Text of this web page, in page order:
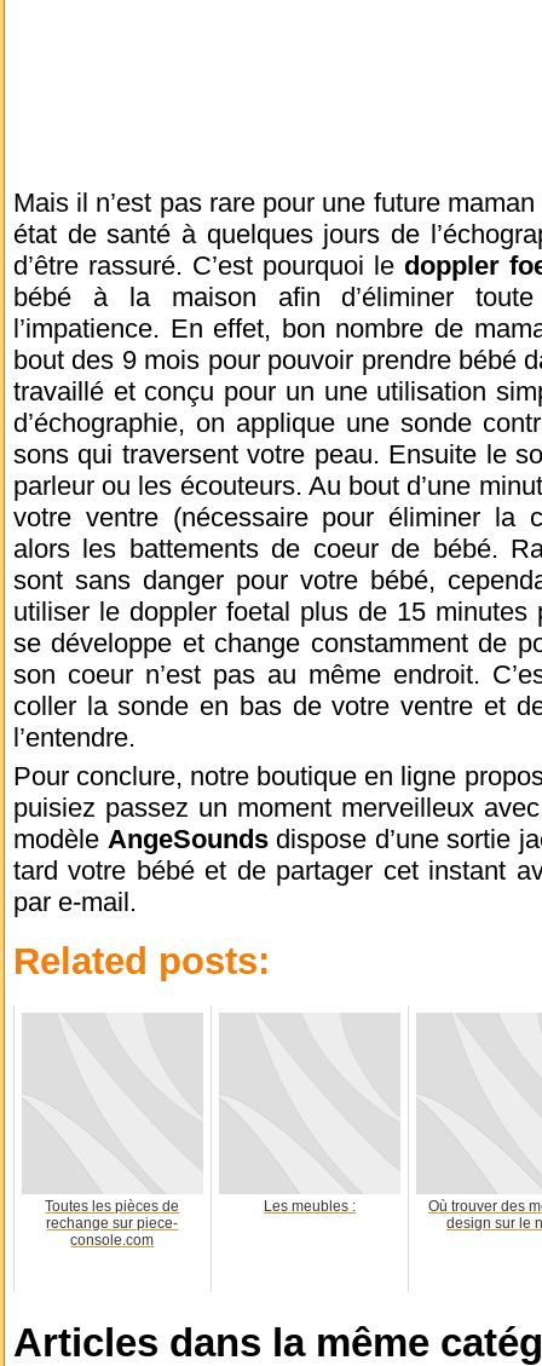
Mais il n’est pas rare pour une future
état de santé à quelques jours de
d’être rassuré. C’est pourquoi le doppler
bébé à la maison afin d’éliminer
l’impatience. En effet, bon nombre de
bout des 9 mois pour pouvoir prendre bébé
travaillé et conçu pour un une utilisation
d’échographie, on applique une sonde
sons qui traversent votre peau. Ensuite le
parleur ou les écouteurs. Au bout d’une
votre ventre (nécessaire pour éliminer la
alors les battements de coeur de bébé.
sont sans danger pour votre bébé,
utiliser le doppler foetal plus de 15
se développe et change constamment de
son coeur n’est pas au même endroit.
coller la sonde en bas de votre ventre et
l’entendre.
Pour conclure, notre boutique en ligne
puisiez passez un moment merveilleux
modèle AngeSoundsdispose d’une sortie
tard votre bébé et de partager cet instant
par e-mail.
Related posts:
Toutes les pièces de
rechange sur piece-
console.com
Les meubles :
Où trouver des
design sur le
Articles dans la même